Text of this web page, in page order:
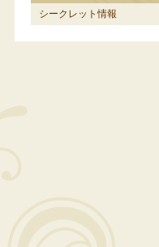
シークレット情報